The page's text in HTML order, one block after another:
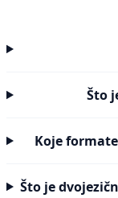
Što
Koje
Što je